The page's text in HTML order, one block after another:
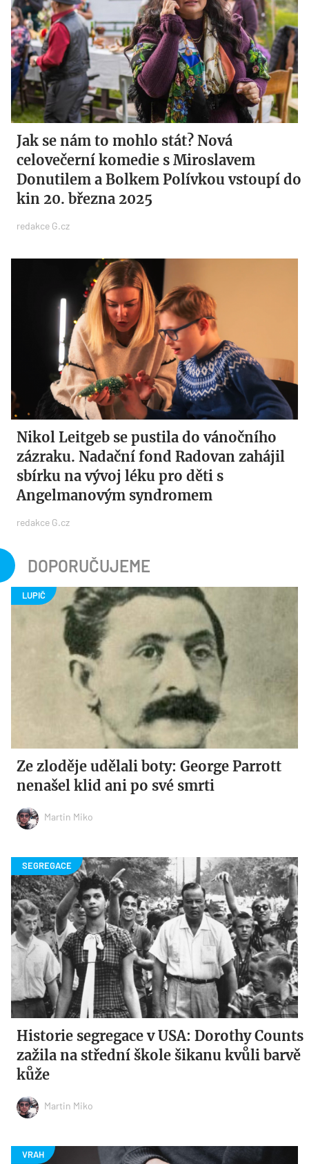
Jak se nám to mohlo stát? Nová
celovečerní komedie s Miroslavem
Donutilem a Bolkem Polívkou vstoupí do
kin 20. března 2025
redakce G.cz
Nikol Leitgeb se pustila do vánočního
zázraku. Nadační fond Radovan zahájil
sbírku na vývoj léku pro děti s
Angelmanovým syndromem
redakce G.cz
DOPORUČUJEME
Ze zloděje udělali boty: George Parrott
nenašel klid ani po své smrti
Martin Miko
Historie segregace v USA: Dorothy Counts
zažila na střední škole šikanu kvůli barvě
kůže
Martin Miko